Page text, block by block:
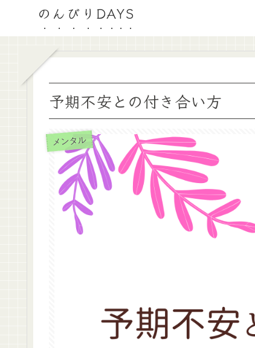
のんびりDAYS
予期不安との付き合い方
メンタル